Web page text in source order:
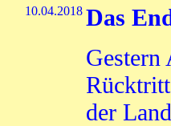
10.04.2018 Das
Gestern
der